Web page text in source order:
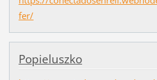
fer/
Popieluszko